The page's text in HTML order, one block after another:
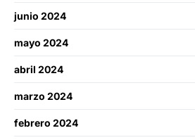
junio 2024
mayo 2024
abril 2024
marzo 2024
febrero 2024